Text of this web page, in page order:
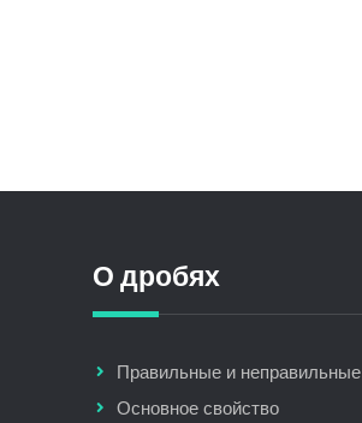
О дробях
Правильные и неправильные
Основное свойство